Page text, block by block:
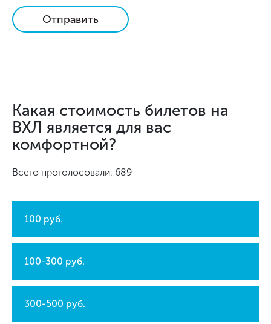
Отправить
Какая стоимость билетов на
ВХЛ является для вас
комфортной?
Всего проголосовали: 689
100 руб.
100-300 руб.
300-500 руб.